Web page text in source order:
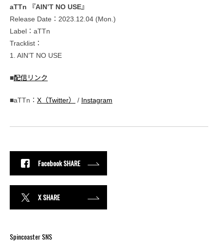
aTTn 『AIN’T NO USE』
Release Date：2023.12.04 (Mon.)
Label：aTTn
Tracklist：
1. AIN’T NO USE
■配信リンク
■aTTn： X（Twitter） / Instagram
Facebook SHARE
X SHARE
Spincoaster SNS